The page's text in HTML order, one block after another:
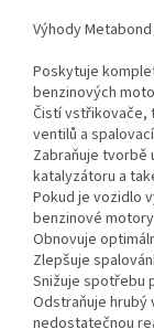
Výhody
Poskytuje
benzinových
Čistí vstřikovače,
ventilů a
Zabraňuje tvorbě
katalyzátoru a
Pokud je vozidlo
benzinové
Obnovuje
Zlepšuje
Snižuje spotřebu
Odstraňuje hrubý
nedostatečnou